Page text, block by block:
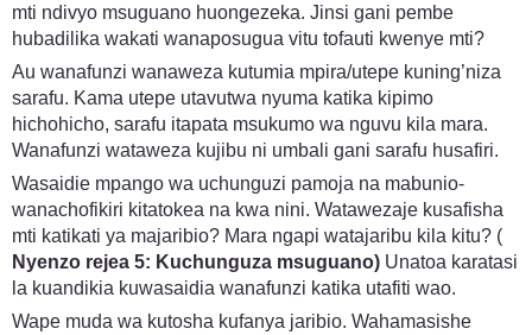
mti ndivyo msuguano huongezeka. Jinsi gani pembe
hubadilika wakati wanaposugua vitu tofauti kwenye mti?
Au wanafunzi wanaweza kutumia mpira/utepe kuning’niza
sarafu. Kama utepe utavutwa nyuma katika kipimo
hichohicho, sarafu itapata msukumo wa nguvu kila mara.
Wanafunzi wataweza kujibu ni umbali gani sarafu husafiri.
Wasaidie mpango wa uchunguzi pamoja na mabunio-
wanachofikiri kitatokea na kwa nini. Watawezaje kusafisha
mti katikati ya majaribio? Mara ngapi watajaribu kila kitu? (
Nyenzo rejea 5: Kuchunguza msuguano) Unatoa karatasi
la kuandikia kuwasaidia wanafunzi katika utafiti wao.
Wape muda wa kutosha kufanya jaribio. Wahamasishe